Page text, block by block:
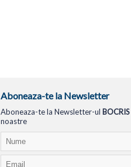
Aboneaza-te la Newsletter
Aboneaza-te la Newsletter-ul BOCRIS
noastre